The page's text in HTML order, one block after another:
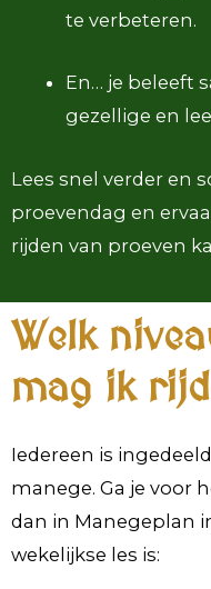
te verbeteren.
En… je beleeft
gezellige en
Lees snel verder en
proevendag en
rijden van proeven
Welk
mag ik
Iedereen is
manege. Ga je voor
dan in Manegeplan
wekelijkse les is: